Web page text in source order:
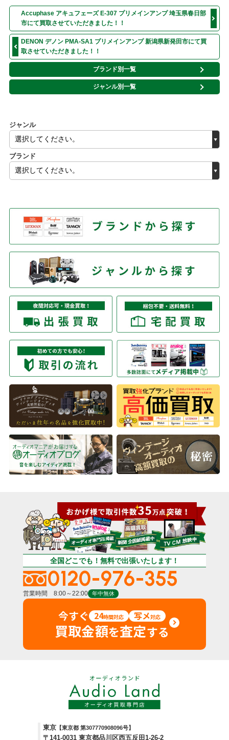
ジャンル
ブランド
Accuphase アキュフェーズ E-307 プリメインアンプ 埼玉県春日部
市にて買取させていただきました！！
DENON デノン PMA-SA1 プリメインアンプ 新潟県新発田市にて買
取させていただきました！！
ブランド別一覧
ジャンル別一覧
全国どこでも！無料で出張いたします！
0120-976-355
営業時間 8:00～22:00 年中無休
今すぐ 24時間対応 写メ対応
買取金額を査定する
東京 【東京都 第307770908096号】
〒141-0031 東京都品川区西五反田1-26-2